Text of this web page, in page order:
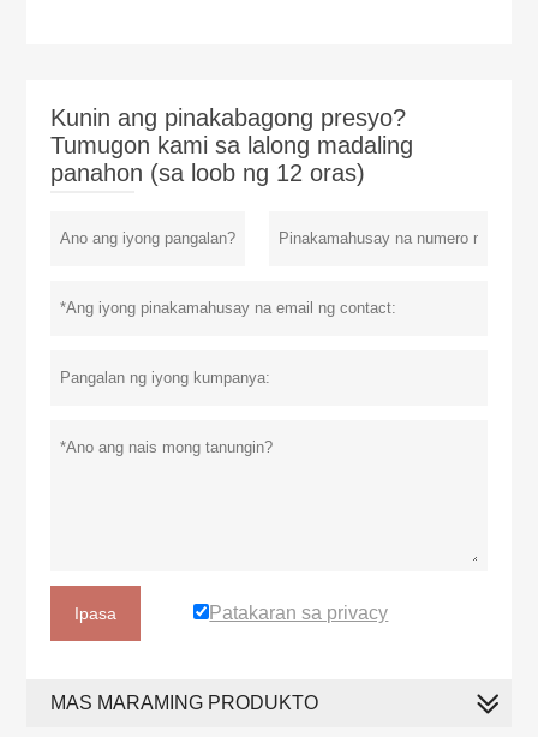
Kunin ang pinakabagong presyo?
Tumugon kami sa lalong madaling
panahon (sa loob ng 12 oras)
Ipasa Patakaran sa privacy
MAS MARAMING PRODUKTO